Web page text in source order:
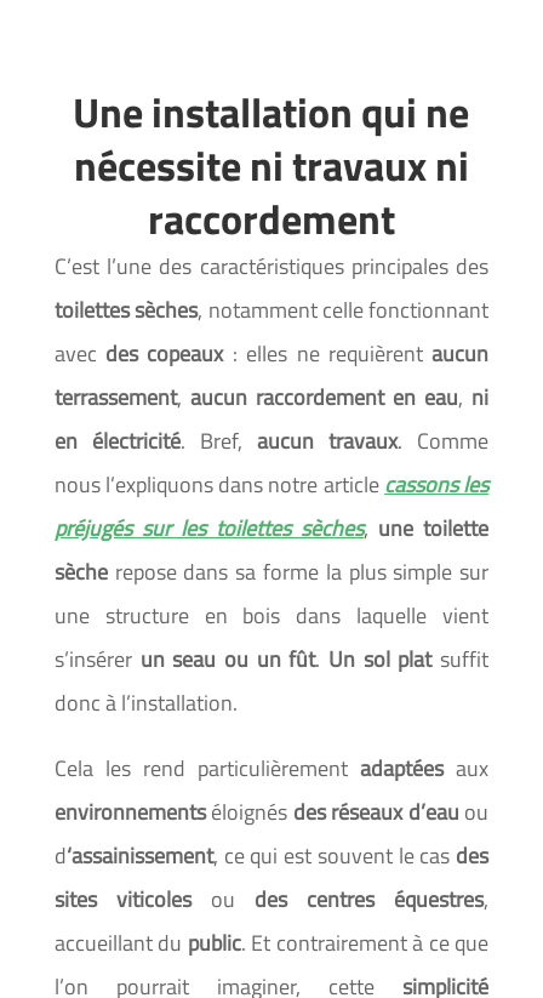
Une installation qui ne
nécessite ni travaux ni
raccordement
C’est l’une des caractéristiques principales des
toilettes sèches, notamment celle fonctionnant
avec des copeaux: elles ne requièrentaucun
terrassement, aucun raccordement en eau, ni
en électricité. Bref,aucun travaux. Comme
nous l’expliquons dans notre articlecassons les
préjugés sur les toilettes sèches, une toilette
sècherepose dans sa forme la plus simple sur
une structure en bois dans laquelle vient
s’insérer un seau ou un fût. Un sol platsuffit
donc à l’installation.
Cela les rend particulièrementadaptéesaux
environnementséloignés des réseaux d’eau ou
d‘assainissement, ce qui est souvent le cas des
sites viticolesou des centres équestres,
accueillant du public. Et contrairement à ce que
l’on pourrait imaginer, cette simplicité